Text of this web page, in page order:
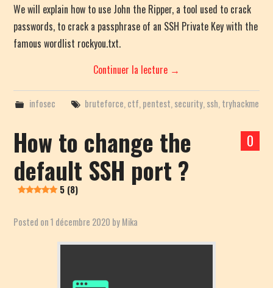
We will explain how to use John the Ripper, a tool used to crack
passwords, to crack a passphrase of an SSH Private Key with the
famous wordlist rockyou.txt.
Continuer la lecture →
infosec bruteforce ctf pentest security, ssh tryhackme
0
How to change the
default SSH port ?
5 (8)
Posted on1 décembre 2020 byMika